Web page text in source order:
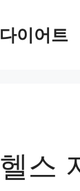
다이어트
헬스